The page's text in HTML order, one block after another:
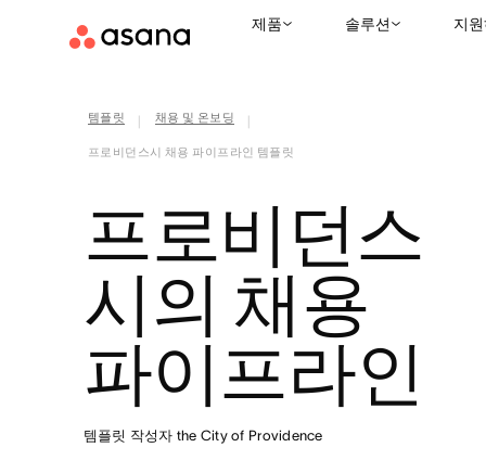
제품 솔루션 지
템플릿 채용 및 온보딩
프로비던스시 채용 파이프라인 템플릿
프로비던스
시의 채용
파이프라인
템플릿 작성자 the City of Providence